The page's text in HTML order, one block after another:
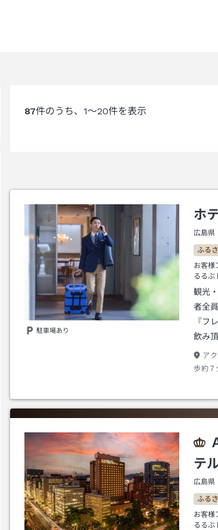
87件のうち、 1～20件を表示
駐車場あり
ホ
広島県
ふる
お客様
るるぶ
観光
者全
『フ
飲み
アク
歩約７
テ
広島県
ふる
お客様
るるぶ